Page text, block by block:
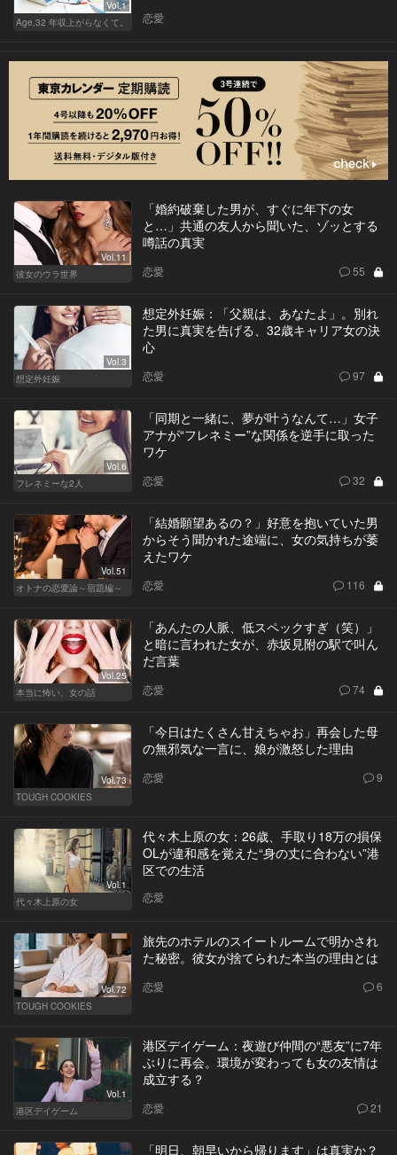
Vol.1
Age,32 年収上がらなくて。
恋愛
Vol.11
彼女のウラ世界
「婚約破棄した男が、すぐに年下の女
と…」共通の友人から聞いた、ゾッとする
噂話の真実
恋愛 55
Vol.3
想定外妊娠
想定外妊娠：「父親は、あなたよ」。別れ
た男に真実を告げる、32歳キャリア女の決
心
恋愛 97
Vol.6
フレネミーな2人
「同期と一緒に、夢が叶うなんて…」女子
アナが“フレネミー”な関係を逆手に取った
ワケ
恋愛 32
Vol.51
オトナの恋愛論～宿題編～
「結婚願望あるの？」好意を抱いていた男
からそう聞かれた途端に、女の気持ちが萎
えたワケ
恋愛 116
Vol.25
本当に怖い、女の話
「あんたの人脈、低スペックすぎ（笑）」
と暗に言われた女が、赤坂見附の駅で叫ん
だ言葉
恋愛 74
Vol.73
TOUGH COOKIES
「今日はたくさん甘えちゃお」再会した母
の無邪気な一言に、娘が激怒した理由
恋愛 9
Vol.1
代々木上原の女
代々木上原の女：26歳、手取り18万の損保
OLが違和感を覚えた“身の丈に合わない”港
区での生活
恋愛
Vol.72
TOUGH COOKIES
旅先のホテルのスイートルームで明かされ
た秘密。彼女が捨てられた本当の理由とは
恋愛 6
Vol.1
港区デイゲーム
港区デイゲーム：夜遊び仲間の“悪友”に7年
ぶりに再会。環境が変わっても女の友情は
成立する？
恋愛 21
「明日、朝早いから帰ります」は真実か？